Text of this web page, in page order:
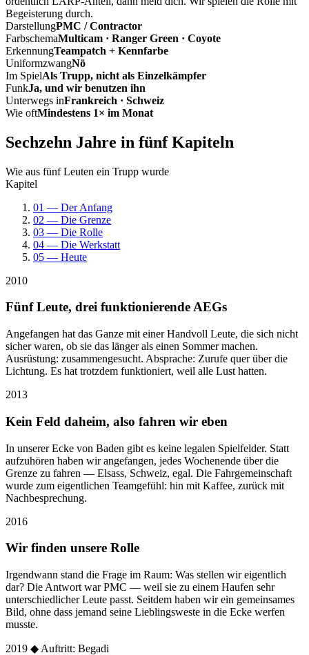
Begeisterung durch.
DarstellungPMC / Contractor
FarbschemaMulticam · Ranger Green · Coyote
ErkennungTeampatch + Kennfarbe
UniformzwangNö
Im SpielAls Trupp, nicht als Einzelkämpfer
FunkJa, und wir benutzen ihn
Unterwegs inFrankreich · Schweiz
Wie oftMindestens 1× im Monat
Sechzehn Jahre in fünf Kapiteln
Wie aus fünf Leuten ein Trupp wurde
Kapitel
01 — Der Anfang
02 — Die Grenze
03 — Die Rolle
04 — Die Werkstatt
05 — Heute
2010
Fünf Leute, drei funktionierende AEGs
Angefangen hat das Ganze mit einer Handvoll Leute, die sich nicht
sicher waren, ob sie das länger als einen Sommer machen.
Ausrüstung: zusammengesucht. Absprache: Zurufe quer über die
Lichtung. Es hat trotzdem funktioniert, weil alle Lust hatten.
2013
Kein Feld daheim, also fahren wir eben
In unserer Ecke von Baden gibt es keine legalen Spielfelder. Statt
aufzuhören haben wir angefangen, jedes Wochenende über die
Grenze zu fahren — Elsass, Schweiz, egal. Die Fahrgemeinschaft
wurde zum eigentlichen Teamgefühl: hin mit Kaffee, zurück mit
Nachbesprechung.
2016
Wir finden unsere Rolle
Irgendwann stand die Frage im Raum: Was stellen wir eigentlich
dar? Die Antwort war PMC — weil sie zu einem Haufen sehr
unterschiedlicher Leute passt. Seitdem haben wir ein gemeinsames
Bild, ohne dass jemand seine Lieblingsweste in die Ecke werfen
musste.
2019 ◆ Auftritt: Begadi